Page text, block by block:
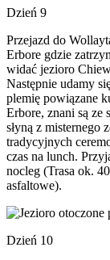
Dzień 9
Przejazd do
Erbore gdzie
widać jezioro
Następnie udamy
plemię powiązane
Erbore, znani są ze
słyną z misternego
tradycyjnych
czas na lunch.
nocleg (Trasa ok.
asfaltowe).
Dzień 10